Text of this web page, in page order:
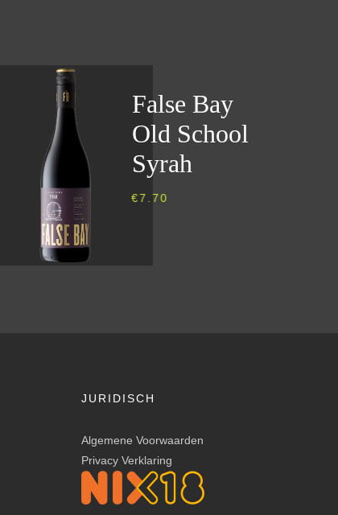
False Bay
Old School
Syrah
€7.70
JURIDISCH
Algemene Voorwaarden
Privacy Verklaring